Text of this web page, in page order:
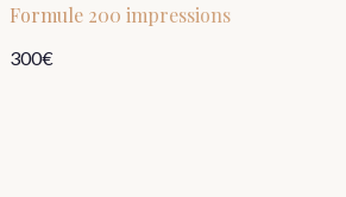
Formule 200 impressions
300€